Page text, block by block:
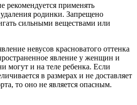
рекомендуется применять
родинки. Запрещено
сильными веществами или
невусов красноватого оттенка
явление у женщин и
могут и на теле ребенка. Если
в размерах и не доставляет
то оно не является опасным.